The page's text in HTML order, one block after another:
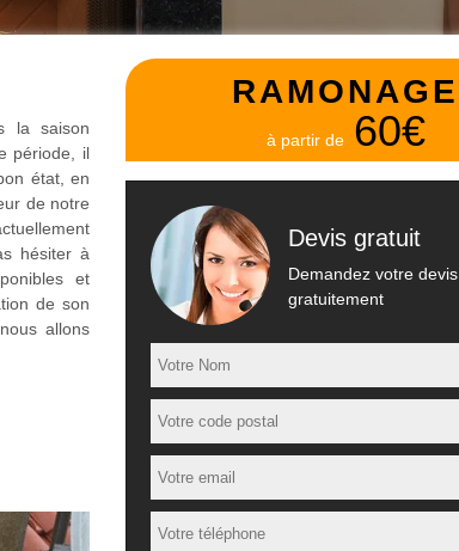
la saison
période, il
état, en
de notre
hésiter à
et
de son
allons
RAMONAGE
à partir de 60€
Devis gratuit
Demandez votre devis
gratuitement